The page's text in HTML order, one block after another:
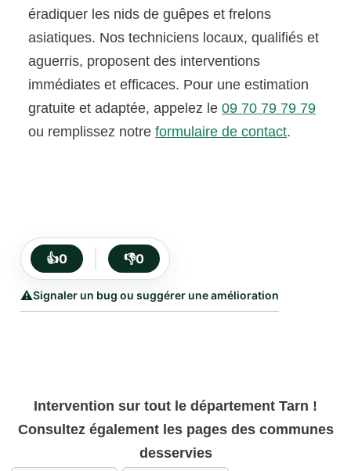
éradiquer les nids de guêpes et frelons
asiatiques. Nos techniciens locaux, qualifiés et
aguerris, proposent des interventions
immédiates et efficaces. Pour une estimation
gratuite et adaptée, appelez le09 70 79 79 79
ou remplissez notreformulaire de contact.
👍0 👎0
⚠️Signaler un bug ou suggérer une amélioration
Intervention sur tout le département Tarn !
Consultez également les pages des communes
desservies